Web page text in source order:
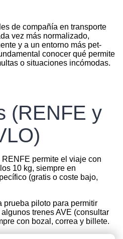
de compañía en transporte
vez más normalizado,
y a un entorno más pet-
conocer qué permite
o situaciones incómodas.
(RENFE y
permite el viaje con
10 kg, siempre en
(gratis o coste bajo,
prueba piloto para permitir
algunos trenes AVE (consultar
con bozal, correa y billete.